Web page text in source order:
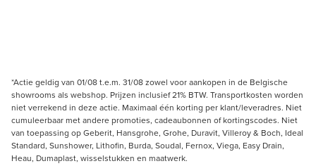
*Actie geldig van 01/08 t.e.m. 31/08 zowel voor aankopen in de Belgische
showrooms als webshop. Prijzen inclusief 21% BTW. Transportkosten worden
niet verrekend in deze actie. Maximaal één korting per klant/leveradres. Niet
cumuleerbaar met andere promoties, cadeaubonnen of kortingscodes. Niet
van toepassing op Geberit, Hansgrohe, Grohe, Duravit, Villeroy & Boch, Ideal
Standard, Sunshower, Lithofin, Burda, Soudal, Fernox, Viega, Easy Drain,
Heau, Dumaplast, wisselstukken en maatwerk.